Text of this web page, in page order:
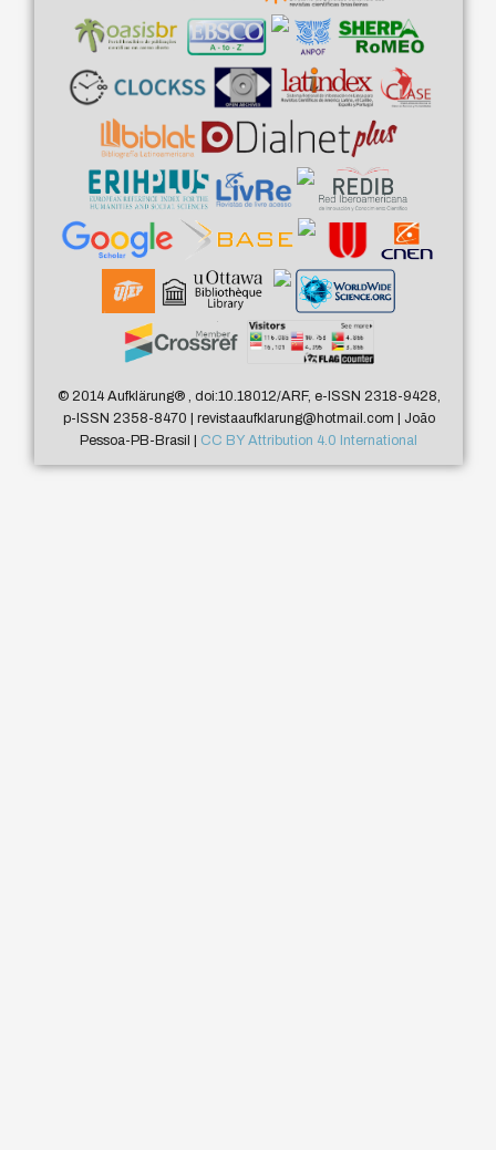
© 2014 Aufklärung®, doi:10.18012/ARF, e-ISSN 2318-9428,
p-ISSN 2358-8470 | revistaaufklarung@hotmail.com | João
Pessoa-PB-Brasil | CC BY Attribution 4.0 International